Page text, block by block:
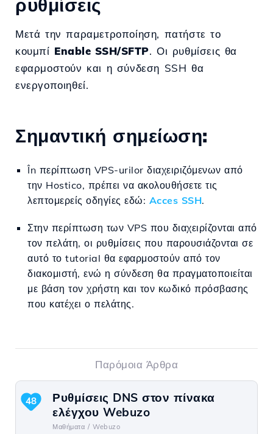
ρυθμίσεις
Μετά την παραμετροποίηση, πατήστε το
κουμπί Enable SSH/SFTP. Οι ρυθμίσεις θα
εφαρμοστούν και η σύνδεση SSH θα
ενεργοποιηθεί.
Σημαντική σημείωση:
În περίπτωση VPS-urilor διαχειριζόμενων από
την Hostico, πρέπει να ακολουθήσετε τις
λεπτομερείς οδηγίες εδώ: Acces SSH.
Στην περίπτωση των VPS που διαχειρίζονται από
τον πελάτη, οι ρυθμίσεις που παρουσιάζονται σε
αυτό το tutorial θα εφαρμοστούν από τον
διακομιστή, ενώ η σύνδεση θα πραγματοποιείται
με βάση τον χρήστη και τον κωδικό πρόσβασης
που κατέχει ο πελάτης.
Παρόμοια Άρθρα
Ρυθμίσεις DNS στον πίνακα
ελέγχου Webuzo
Μαθήματα / Webuzo
48